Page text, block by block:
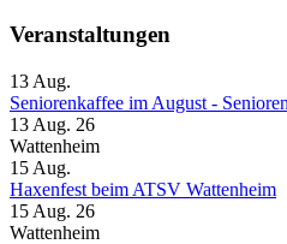
Veranstaltungen
13 Aug.
Seniorenkaffee im August -
13 Aug. 26
Wattenheim
15 Aug.
Haxenfest beim ATSV Wattenheim
15 Aug. 26
Wattenheim